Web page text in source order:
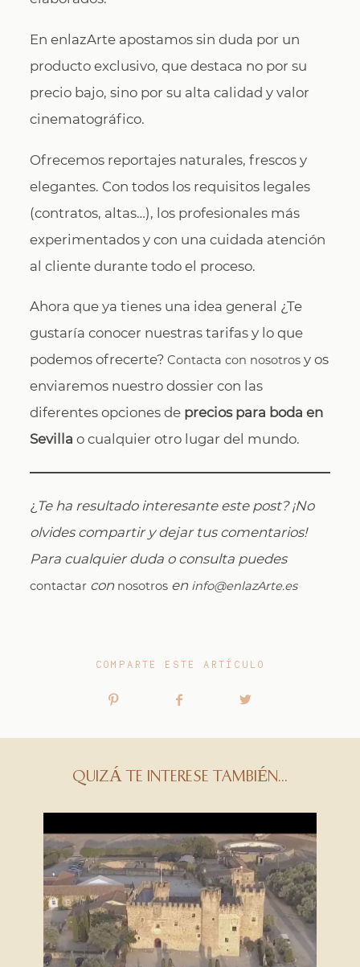
En enlazArte apostamos sin duda por un
producto exclusivo, que destaca no por su
precio bajo, sino por su alta calidad y valor
cinematográfico.
Ofrecemos reportajes naturales, frescos y
elegantes. Con todos los requisitos legales
(contratos, altas…), los profesionales más
experimentados y con una cuidada atención
al cliente durante todo el proceso.
Ahora que ya tienes una idea general ¿Te
gustaría conocer nuestras tarifas y lo que
podemos ofrecerte?Contacta con nosotros y os
enviaremos nuestro dossier con las
diferentes opciones de precios para boda en
Sevilla o cualquier otro lugar del mundo.
¿ Te ha resultado interesante este post? ¡No
olvides compartir y dejar tus comentarios!
Para cualquier duda o consulta puedes
contactar con nosotros en info@enlazArte.es
COMPARTE ESTE ARTÍCULO
QUIZÁ TE INTERESE TAMBIÉN...